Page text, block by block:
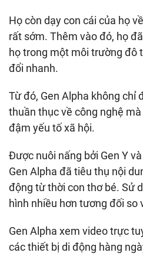
Họ còn dạy con cái của họ
rất sớm. Thêm vào đó, họ
họ trong một môi trường đô
đổi nhanh.
Từ đó, Gen Alpha không chỉ
thuần thục về công nghệ
đậm yếu tố xã hội.
Được nuôi nấng bởi Gen Y
Gen Alpha đã tiêu thụ nội
động từ thời con thơ bé. Sử
hình nhiều hơn tương đối so
Gen Alpha xem video trực
các thiết bị di động hàng